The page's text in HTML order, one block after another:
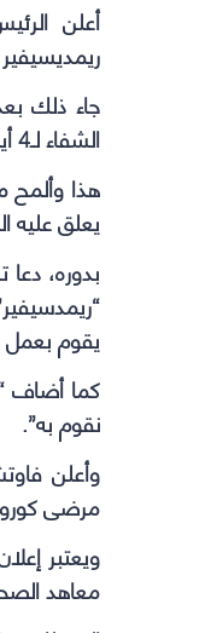
أعلن
الشفاء لـ4 أيام.
هذا وألمح
يعلق عليه
بدوره،
يقوم بعمل
كما أضاف
نقوم به”.
مرضى
معاهد الصحة الأميركية